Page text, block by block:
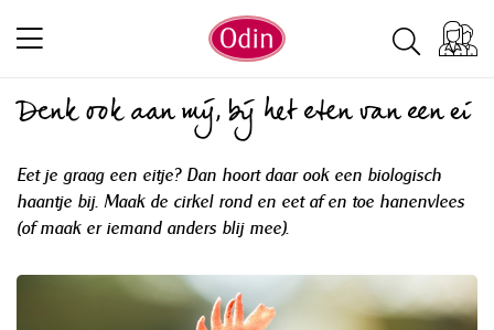
Denk ook aan mij, bij het eten van een ei
Eet je graag een eitje? Dan hoort daar ook een biologisch
haantje bij. Maak de cirkel rond en eet af en toe hanenvlees
(of maak er iemand anders blij mee).